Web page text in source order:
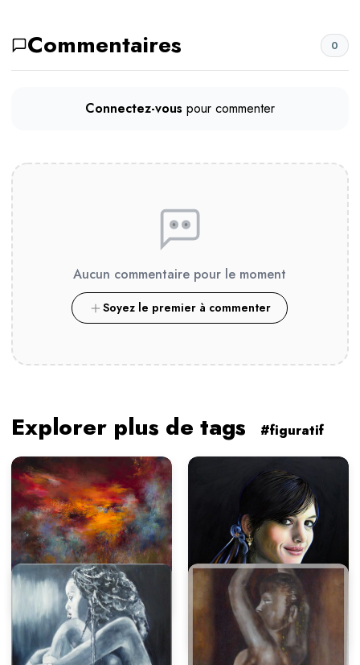
Commentaires 0
Connectez-vous pour commenter
Aucun commentaire pour le moment
Soyez le premier à commenter
Explorer plus de tags #figuratif